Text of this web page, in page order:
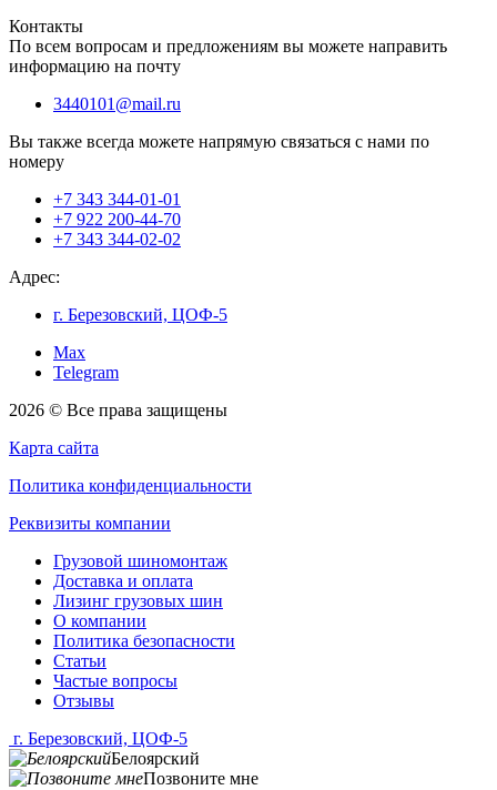
Контакты
По всем вопросам и предложениям вы можете направить
информацию на почту
3440101@mail.ru
Вы также всегда можете напрямую связаться с нами по
номеру
+7 343 344-01-01
+7 922 200-44-70
+7 343 344-02-02
Адрес:
г. Березовский, ЦОФ-5
Max
Telegram
2026 © Все права защищены
Карта сайта
Политика конфиденциальности
Реквизиты компании
Грузовой шиномонтаж
Доставка и оплата
Лизинг грузовых шин
О компании
Политика безопасности
Статьи
Частые вопросы
Отзывы
г. Березовский, ЦОФ-5
Белоярский
Позвоните мне